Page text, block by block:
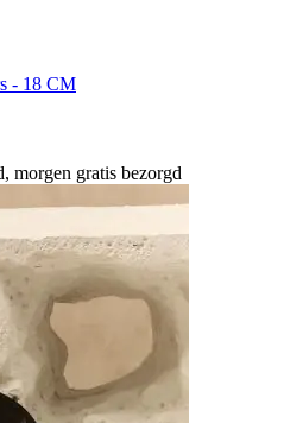
- 18 CM
morgen gratis bezorgd